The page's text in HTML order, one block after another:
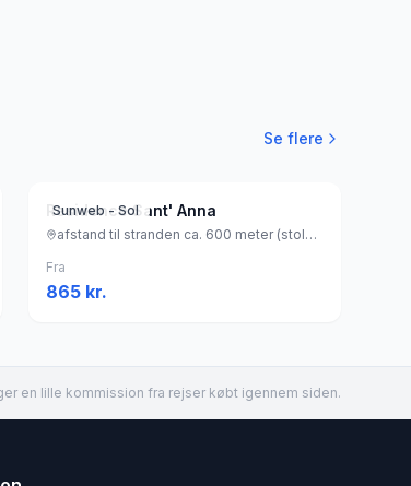
Se flere
Sunweb - Sol
Residence Sant' Anna
afstand til stranden ca. 600 meter (stole), Italien
Fra
865 kr.
en lille kommission fra rejser købt igennem siden.